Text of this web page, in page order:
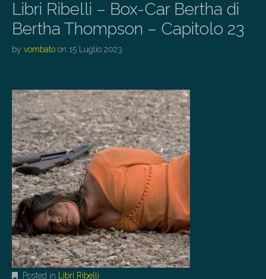
Libri Ribelli – Box-Car Bertha di
Bertha Thompson – Capitolo 23
by vombato on 15 Luglio 2023
Posted in Libri Ribelli